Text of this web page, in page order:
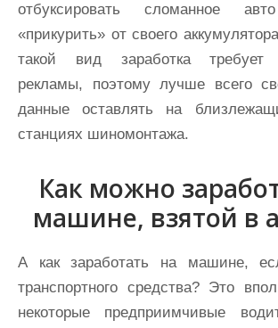
отбуксировать сломанное
«прикурить» от своего
такой вид заработка требует
рекламы, поэтому лучше всего
данные оставлять на
станциях шиномонтажа.
Как можно
машине, взятой в
А как заработать на машине,
транспортного средства? Это
некоторые предприимчивые